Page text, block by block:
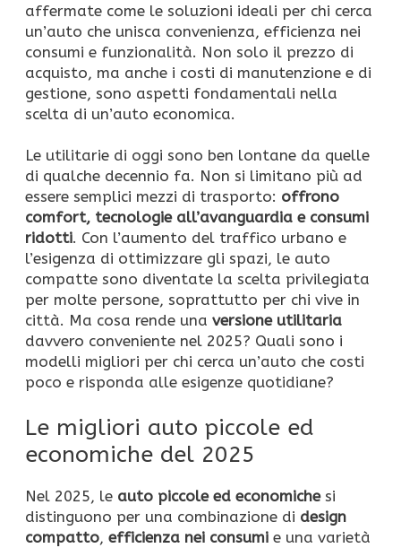
affermate come le soluzioni ideali per chi cerca
un’auto che unisca convenienza, efficienza nei
consumi e funzionalità. Non solo il prezzo di
acquisto, ma anche i costi di manutenzione e di
gestione, sono aspetti fondamentali nella
scelta di un’auto economica.
Le utilitarie di oggi sono ben lontane da quelle
di qualche decennio fa. Non si limitano più ad
essere semplici mezzi di trasporto: offrono
comfort, tecnologie all’avanguardia e consumi
ridotti. Con l’aumento del traffico urbano e
l’esigenza di ottimizzare gli spazi, le auto
compatte sono diventate la scelta privilegiata
per molte persone, soprattutto per chi vive in
città. Ma cosa rende una versione utilitaria
davvero conveniente nel 2025? Quali sono i
modelli migliori per chi cerca un’auto che costi
poco e risponda alle esigenze quotidiane?
Le migliori auto piccole ed
economiche del 2025
Nel 2025, le auto piccole ed economichesi
distinguono per una combinazione di design
compatto, efficienza nei consumi e una varietà